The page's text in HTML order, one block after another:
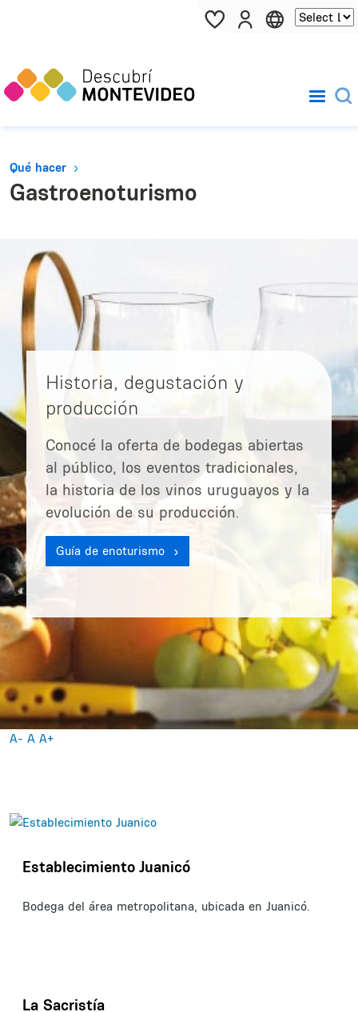
Pasar al contenido principal
Qué hacer
Gastroenoturismo
Historia, degustación y
producción
Conocé la oferta de bodegas abiertas
al público, los eventos tradicionales,
la historia de los vinos uruguayos y la
evolución de su producción.
Guía de enoturismo
A- A A+
Establecimiento Juanicó
Bodega del área metropolitana, ubicada en Juanicó.
La Sacristía